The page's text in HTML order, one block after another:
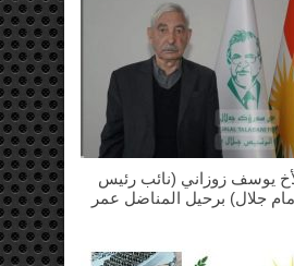
يوسف زوزاني (نائب رئيس
جلال) برحيل المناضل عمر